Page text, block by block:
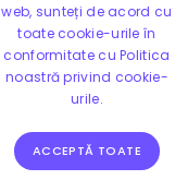
web, sunteți de acord cu
toate cookie-urile în
conformitate cu Politica
noastră privind cookie-
urile.
ACCEPTĂ TOATE